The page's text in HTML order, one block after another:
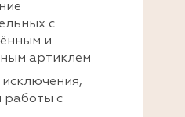
исключения,
работы с
с
и
артиклем